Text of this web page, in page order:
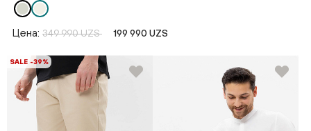
Цена: 349 990 UZS 199 990 UZS
SALE -39%